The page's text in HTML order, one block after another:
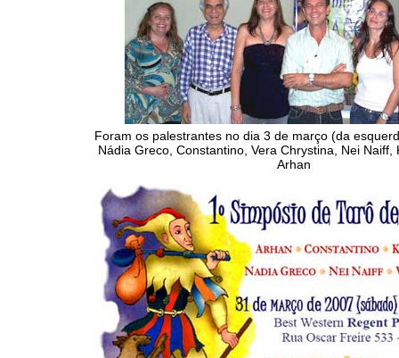
Foram os palestrantes no dia 3 de março (da
Nádia Greco, Constantino, Vera Chrystina, Nei Naiff,
Arhan